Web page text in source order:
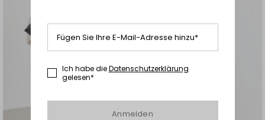
Fügen Sie Ihre E-Mail-Adresse hinzu*
Ich habe dieDatenschutzerklärung
gelesen*
Anmelden